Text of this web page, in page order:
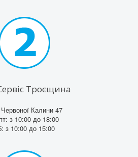
Троєщина
Червоної Калини 47
з 10:00 до 18:00
з 10:00 до 15:00